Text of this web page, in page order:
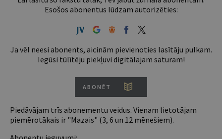
Esošos abonentus lūdzam autorizēties:
Ja vēl neesi abonents, aicinām pievienoties lasītāju pulkam.
Iegūsi tūlītēju piekļuvi digitālajam saturam!
ABONĒT
Piedāvājam trīs abonementu veidus. Vienam lietotājam
piemērotākais ir "Mazais" (3, 6 un 12 mēnešiem).